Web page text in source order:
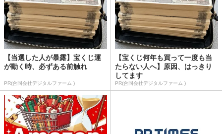
【当選した人が暴露】宝くじ運
が動く時、必ずある前触れ
PR(合同会社デジタルファーム )
【宝くじ何年も買って一度も当
たらない人へ】原因、はっきり
してます
PR(合同会社デジタルファーム )